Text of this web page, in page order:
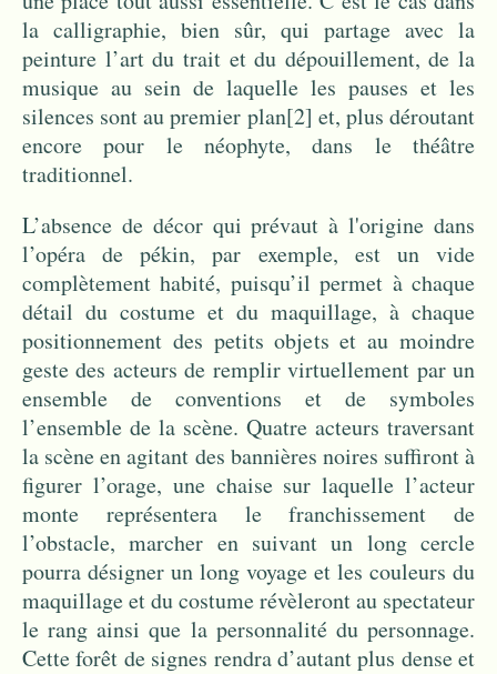
la calligraphie, bien sûr, qui partage avec la
peinture l’art du trait et du dépouillement, de la
musique au sein de laquelle les pauses et les
silences sont au premier plan[2] et, plus déroutant
encore pour le néophyte, dans le théâtre
traditionnel.
L’absence de décor qui prévaut à l'origine dans
l’opéra de pékin, par exemple, est un vide
complètement habité, puisqu’il permet à chaque
détail du costume et du maquillage, à chaque
positionnement des petits objets et au moindre
geste des acteurs de remplir virtuellement par un
ensemble de conventions et de symboles
l’ensemble de la scène. Quatre acteurs traversant
la scène en agitant des bannières noires suffiront à
figurer l’orage, une chaise sur laquelle l’acteur
monte représentera le franchissement de
l’obstacle, marcher en suivant un long cercle
pourra désigner un long voyage et les couleurs du
maquillage et du costume révèleront au spectateur
le rang ainsi que la personnalité du personnage.
Cette forêt de signes rendra d’autant plus dense et